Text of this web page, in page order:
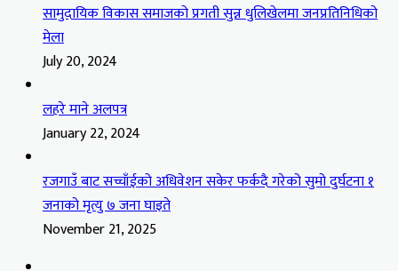
सामुदायिक विकास समाजको प्रगती सुन्न धुलिखेलमा जनप्रतिनिधिको
मेला
July 20, 2024
लहरे माने अलपत्र
January 22, 2024
रजगाउँ बाट सच्चाँईको अधिवेशन सकेर फर्कदै गरेको सुमो दुर्घटना १
जनाको मृत्यु ७ जना घाइते
November 21, 2025